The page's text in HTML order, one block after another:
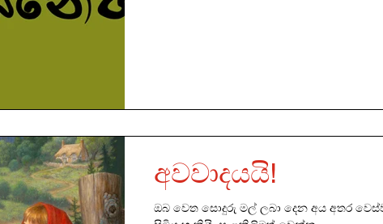
අවවාදයයි!
ඔබ වෙත සොදුරු මල් ලබා දෙන අය අතර